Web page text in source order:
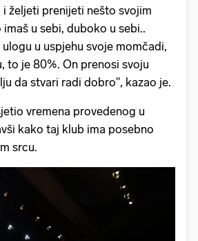
željeti prenijeti nešto svojim
u sebi, duboko u sebi..
u uspjehu svoje momčadi,
to je 80%. On prenosi svoju
da stvari radi dobro", kazao je.
vremena provedenog u
kako taj klub ima posebno
srcu.